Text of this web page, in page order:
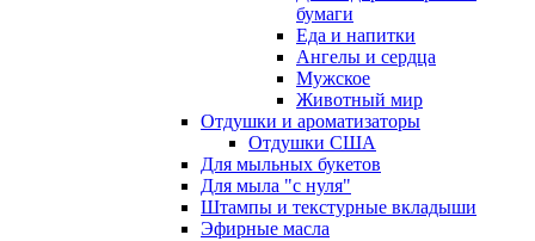
бумаги
Еда и напитки
Ангелы и сердца
Мужское
Животный мир
Отдушки и ароматизаторы
Отдушки США
Для мыльных букетов
Для мыла "с нуля"
Штампы и текстурные вкладыши
Эфирные масла